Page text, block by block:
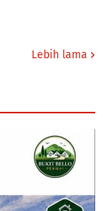
Lebih lama